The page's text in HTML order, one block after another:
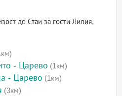
до Стаи за гости Лилия,
- Царево (1км)
- Царево (1км)
(3км)